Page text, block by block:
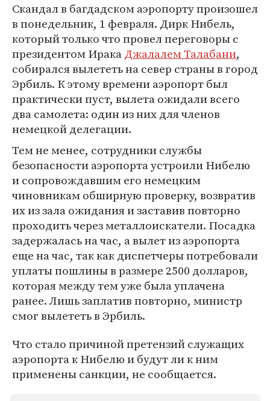
Скандал в багдадском аэропорту произошел
в понедельник, 1 февраля. Дирк Нибель,
который только что провел переговоры с
президентом ИракаДжалалем Талабани,
собирался вылететь на север страны в город
Эрбиль. К этому времени аэропорт был
практически пуст, вылета ожидали всего
два самолета: один из них для членов
немецкой делегации.
Тем не менее, сотрудники службы
безопасности аэропорта устроили Нибелю
и сопровождавшим его немецким
чиновникам обширную проверку, возвратив
их из зала ожидания и заставив повторно
проходить через металлоискатели. Посадка
задержалась на час, а вылет из аэропорта
еще на час, так как диспетчеры потребовали
уплаты пошлины в размере 2500 долларов,
которая между тем уже была уплачена
ранее. Лишь заплатив повторно, министр
смог вылететь в Эрбиль.
Что стало причиной претензий служащих
аэропорта к Нибелю и будут ли к ним
применены санкции, не сообщается.